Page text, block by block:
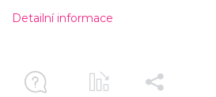
Detailní informace